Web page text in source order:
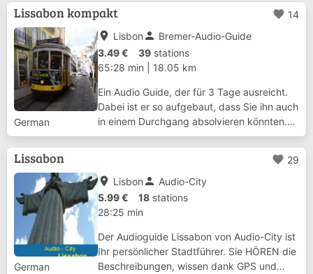
from far-off lands. The breath of history can
be felt in every quar...
Lissabon kompakt favorite 14
German
place Lisbon person Bremer-Audio-Guide
3.49 €
39 stations
65:28 min
18.05 km
Ein Audio Guide, der für 3 Tage ausreicht.
Dabei ist er so aufgebaut, dass Sie ihn auch
in einem Durchgang absolvieren könnten.
Dann sind aber Besuche von allen
sehenswerten Museen kaum zu schaffen.
Für Lissabon empfiehlt es sich, ein Ticket
für d...
Lissabon favorite 29
German
place Lisbon person Audio-City
5.99 €
18 stations
28:25 min
Der Audioguide Lissabon von Audio-City ist
Ihr persönlicher Stadtführer. Sie HÖREN die
Beschreibungen, wissen dank GPS und